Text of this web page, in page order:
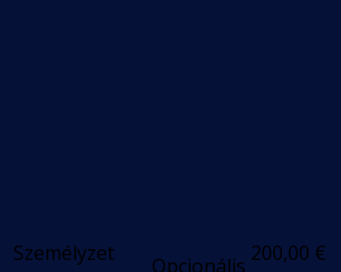
Személyzet
Opcionális 200,00 €